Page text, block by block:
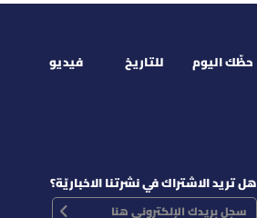
حظّك اليوم للتاريخ فيديو
هل تريد الاشتراك في نشرتنا الاخباريّة؟